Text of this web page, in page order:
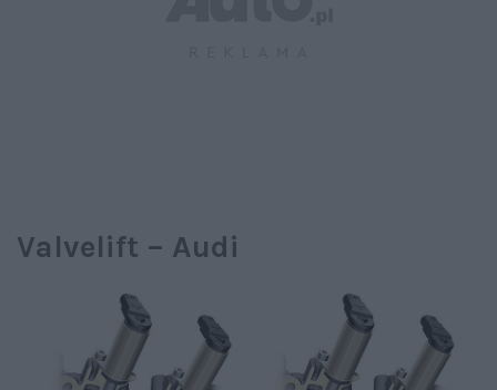
Valvelift – Audi